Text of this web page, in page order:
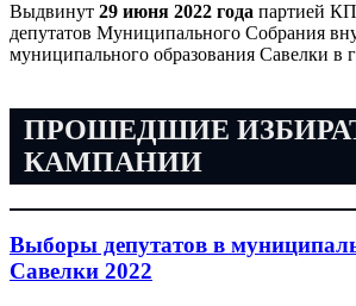
Выдвинут 29 июня 2022 года партией
депутатов Муниципального Собрания
муниципального образования Савелки в
ПРОШЕДШИЕ
КАМПАНИИ
Выборы депутатов в
Савелки 2022